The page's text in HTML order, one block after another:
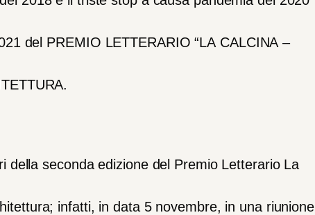
del PREMIO LETTERARIO “LA CALCINA –
della seconda edizione del Premio Letterario La
infatti, in data 5 novembre, in una riunione